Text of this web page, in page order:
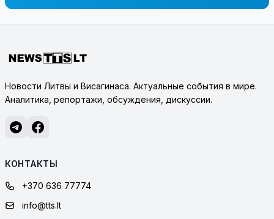
Новости Литвы и Висагинаса. Актуальные события в мире.
Аналитика, репортажи, обсуждения, дискуссии.
КОНТАКТЫ
+370 636 77774
info@tts.lt